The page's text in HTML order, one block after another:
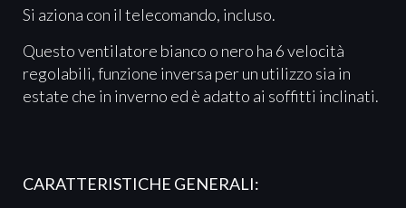
Si aziona con il telecomando, incluso.
Questo ventilatore bianco o nero ha 6 velocità
regolabili, funzione inversa per un utilizzo sia in
estate che in inverno ed è adatto ai soffitti inclinati.
CARATTERISTICHE GENERALI: